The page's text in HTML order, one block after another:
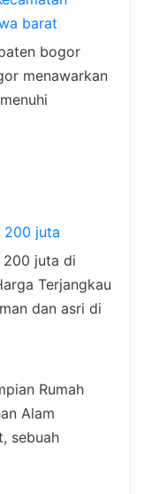
barat
bogor
menawarkan
200 juta
200 juta di
Terjangkau
dan asri di
Rumah
Alam
sebuah